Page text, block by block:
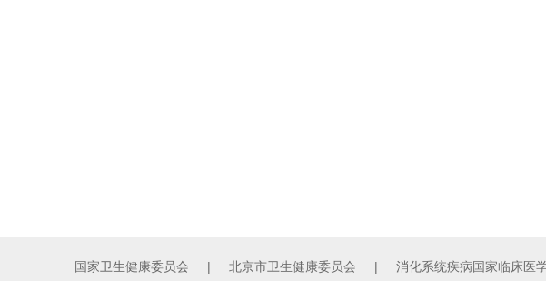
国家卫生健康委员会 | 北京市卫生健康委员会 | 消化系统疾病国家临床医